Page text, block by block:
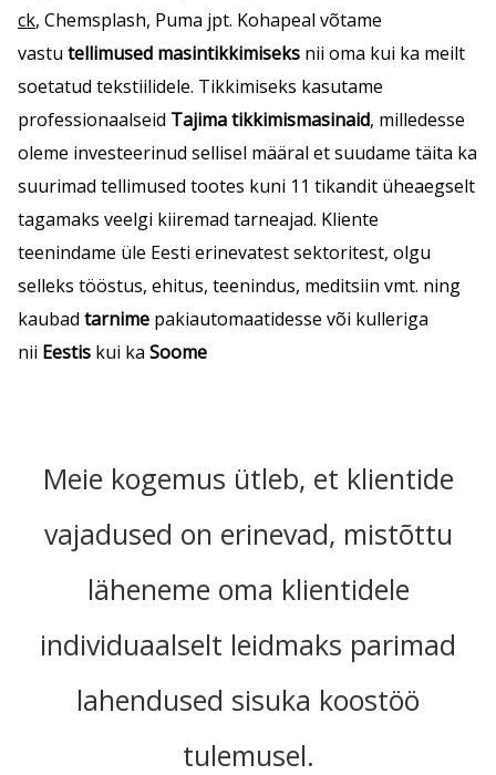
ck, Chemsplash, Puma jpt. Kohapeal võtame
vastu tellimused masintikkimiseks nii oma kui ka meilt
soetatud tekstiilidele. Tikkimiseks kasutame
professionaalseid Tajima tikkimismasinaid, milledesse
oleme investeerinud sellisel määral et suudame täita ka
suurimad tellimused tootes kuni 11 tikandit üheaegselt
tagamaks veelgi kiiremad tarneajad. Kliente
teenindame üle Eesti erinevatest sektoritest, olgu
selleks tööstus, ehitus, teenindus, meditsiin vmt. ning
kaubad tarnime pakiautomaatidesse või kulleriga
nii Eestis kui ka Soome
Meie kogemus ütleb, et klientide
vajadused on erinevad, mistõttu
läheneme oma klientidele
individuaalselt leidmaks parimad
lahendused sisuka koostöö
tulemusel.